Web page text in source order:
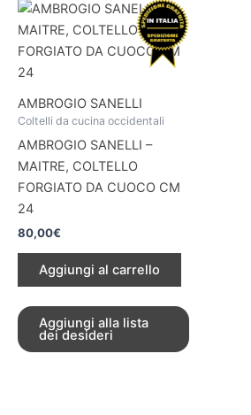
AMBROGIO SANELLI
Coltelli da cucina occidentali
AMBROGIO SANELLI –
MAITRE, COLTELLO
FORGIATO DA CUOCO CM
24
80,00€
Aggiungi al carrello
Aggiungi alla lista
dei desideri